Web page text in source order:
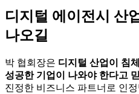
디지털 에이전시 산
나오길
박 협회장은 디지털 산업이 침
성공한 기업이 나와야 한다고
진정한 비즈니스 파트너로 인